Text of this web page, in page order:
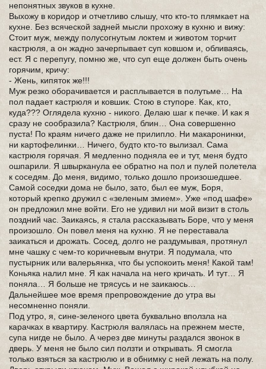
непонятных звуков в кухне.
Выхожу в коридор и отчетливо слышу, что кто-то плямкает на
кухне. Без всяческой задней мысли прохожу в кухню и вижу:
Стоит муж, между полусогнутым локтем и животом торчит
кастрюля, а он жадно зачерпывает суп ковшом и, обливаясь,
ест. Я с перепугу, помню же, что суп еще должен быть очень
горячим, кричу:
- Жень, кипяток же!!!
Муж резко оборачивается и расплывается в полутьме… На
пол падает кастрюля и ковшик. Стою в ступоре. Как, кто,
куда??? Оглядела кухню - никого. Делаю шаг к печке. И как я
сразу не сообразила? Кастрюля, блин… Она совершенно
пуста! По краям ничего даже не прилипло. Ни макаронинки,
ни картофелинки… Ничего, будто кто-то вылизал. Сама
кастрюля горячая. Я медленно подняла ее и тут, меня будто
ошпарили. Я швырканула ее обратно на пол и пулей полетела
к соседям. До меня, видимо, только дошло произошедшее.
Самой соседки дома не было, зато, был ее муж, Боря,
который крепко дружил с «зеленым змием». Уже «под шафе»
он предложил мне войти. Его не удивил ни мой визит в столь
поздний час. Заикаясь, я стала рассказывать Боре, что у меня
произошло. Он повел меня на кухню. Я не переставала
заикаться и дрожать. Сосед, долго не раздумывая, протянул
мне чашку с чем-то коричневым внутри. Я подумала, что
пустырник или валерьянка, что бы успокоить меня! Какой там!
Коньяка налил мне. Я как начала на него кричать. И тут… Я
поняла… Я больше не трясусь и не заикаюсь…
Дальнейшее мое время препровождение до утра вы
несомненно поняли.
Под утро, я, сине-зеленого цвета буквально вползла на
карачках в квартиру. Кастрюля валялась на прежнем месте,
супа нигде не было. А через две минуты раздался звонок в
дверь. У меня не было сил ползти и открывать. Я смогла
только взяться за кастрюлю и в обнимку с ней лежать на полу.